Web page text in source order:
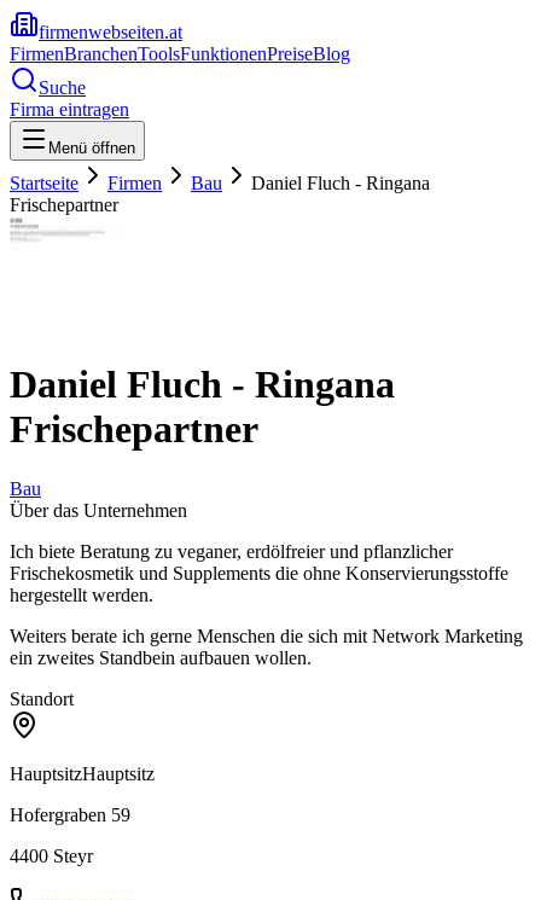
firmenwebseiten.at
FirmenBranchenToolsFunktionenPreiseBlog
Suche
Firma eintragen
Menü öffnen
Startseite Firmen Bau
Daniel Fluch - Ringana
Frischepartner
Daniel Fluch - Ringana
Frischepartner
Bau
Über das Unternehmen
Ich biete Beratung zu veganer, erdölfreier und pflanzlicher
Frischekosmetik und Supplements die ohne Konservierungsstoffe
hergestellt werden.
Weiters berate ich gerne Menschen die sich mit Network Marketing
ein zweites Standbein aufbauen wollen.
Standort
HauptsitzHauptsitz
Hofergraben 59
4400 Steyr